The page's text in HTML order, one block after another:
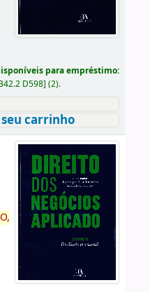
para empréstimo:
D598] (2).
carrinho